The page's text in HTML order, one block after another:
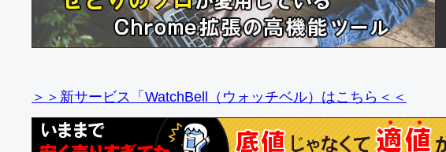
＞＞新サービス「WatchBell（ウォッチベル）はこちら＜＜